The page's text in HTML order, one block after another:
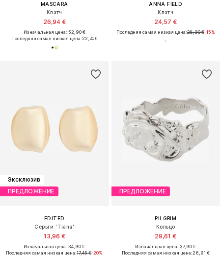
MASCARA
Клатч
26,94 €
Изначальная цена: 52,90 €
Последняя самая низкая цена:22,74 €
ANNA FIELD
Клатч
24,57 €
Последняя самая низкая цена:28,90 €-15%
Эксклюзив
ПРЕДЛОЖЕНИЕ
EDITED
Серьги 'Tiana'
13,96 €
Изначальная цена: 34,90 €
Последняя самая низкая цена:17,45 €-20%
ПРЕДЛОЖЕНИЕ
PILGRIM
Кольцо
29,61 €
Изначальная цена: 37,90 €
Последняя самая низкая цена:26,91 €